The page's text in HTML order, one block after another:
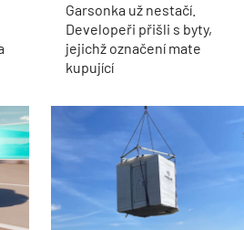
Garsonka už nestačí.
Developeři přišli s byty,
jejichž označení mate
kupující